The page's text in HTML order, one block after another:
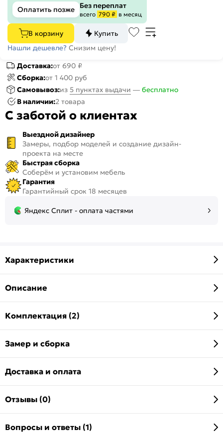
Оплатить позже Без переплат
всего 790 ₽ в месяц
В корзину
Купить
Нашли дешевле? Снизим цену!
Доставка:от 690 ₽
Сборка:от 1 400 руб
Самовывоз:из 5 пунктах выдачи — бесплатно
В наличии:2 товара
С заботой о клиентах
Выездной дизайнер
Замеры, подбор моделей и создание дизайн-
проекта на месте
Быстрая сборка
Соберём и установим мебель
Гарантия
Гарантийный срок 18 месяцев
Яндекс Сплит - оплата частями
Характеристики
Описание
Комплектация (2)
Замер и сборка
Доставка и оплата
Отзывы (0)
Вопросы и ответы (1)